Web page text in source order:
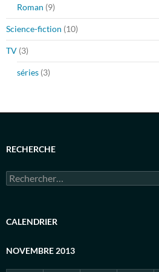
Roman (9)
Science-fiction (10)
TV (3)
séries (3)
RECHERCHE
Rechercher :
CALENDRIER
NOVEMBRE 2013